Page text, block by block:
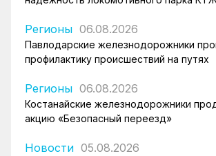
Регионы 06.08.2026
Павлодарские железнодорожники
профилактику происшествий на путях
Регионы 06.08.2026
Костанайские железнодорожники
акцию «Безопасный переезд»
Новости 05.08.2026